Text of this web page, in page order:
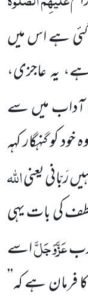
گئی ہے اس میں
یہ عاجزی،
میں سے
کو گنہگار کہہ
رَبّانی یعنیاللہ
کی بات یہی
ربعَزَّوَجَلَّاسے
فرمان ہے کہ’’